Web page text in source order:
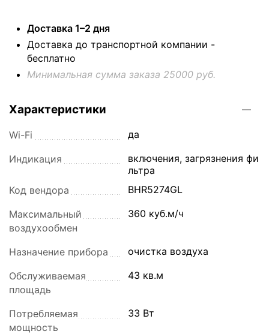
Доставка 1–2 дня
Доставка до транспортной компании -
бесплатно
Минимальная сумма заказа 25000 руб.
Характеристики
Wi-Fi да
Индикация
включения, загрязнения фи
льтра
Код вендора
BHR5274GL
Максимальный
воздухообмен
360 куб.м/ч
Назначение прибора очистка воздуха
Обслуживаемая
площадь
43 кв.м
Потребляемая
мощность
33 Вт